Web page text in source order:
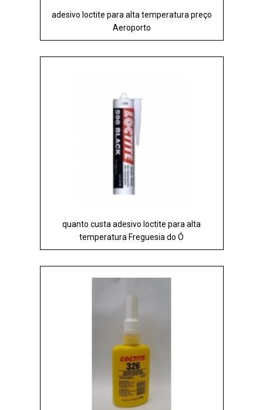
adesivo loctite para alta temperatura preço
Aeroporto
quanto custa adesivo loctite para alta
temperatura Freguesia do Ó